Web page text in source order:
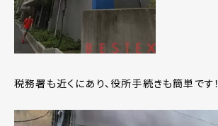
税務署も近くにあり、役所手続きも簡単です！